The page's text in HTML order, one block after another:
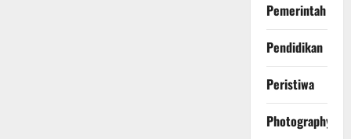
Pemerintah
Pendidikan
Peristiwa
Photography